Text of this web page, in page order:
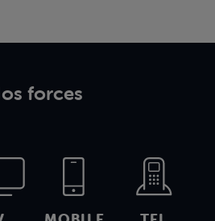
forces